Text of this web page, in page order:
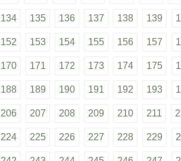
134 135 136 137 138 139
152 153 154 155 156 157
170 171 172 173 174 175
188 189 190 191 192 193
206 207 208 209 210 211
224 225 226 227 228 229